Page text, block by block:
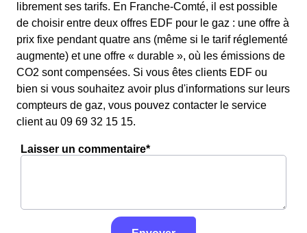
librement ses tarifs. En Franche-Comté, il est possible
de choisir entre deux offres EDF pour le gaz : une offre à
prix fixe pendant quatre ans (même si le tarif réglementé
augmente) et une offre « durable », où les émissions de
CO2 sont compensées. Si vous êtes clients EDF ou
bien si vous souhaitez avoir plus d'informations sur leurs
compteurs de gaz, vous pouvez contacter le service
client au 09 69 32 15 15.
Laisser un commentaire*